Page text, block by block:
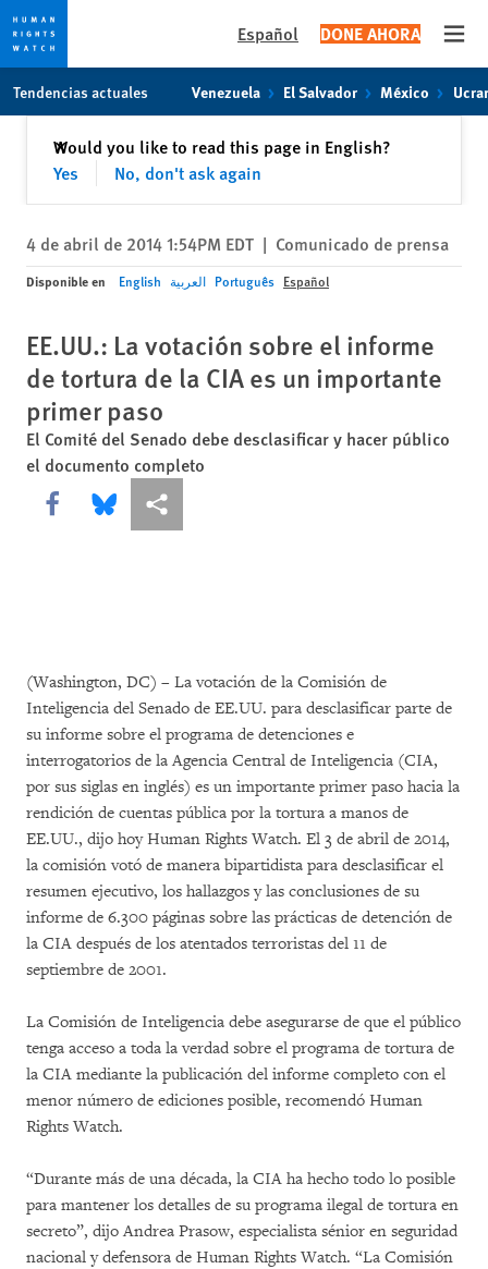
content
Español DONE AHORA
Tendencias actuales Venezuela El Salvador México
Would you like to read this page in English?
Yes
No, don't ask again
✕Cerrar
4 de abril de 2014 1:54PM EDT | Comunicado de prensa
Disponible en English العربية Português Español
EE.UU.: La votación sobre el informe
de tortura de la CIA es un importante
primer paso
El Comité del Senado debe desclasificar y hacer público
el documento completo
Share this via Facebook
Share this via Bluesky
Share this via Compartir
(Washington, DC) – La votación de la Comisión de
Inteligencia del Senado de EE.UU. para desclasificar parte de
su informe sobre el programa de detenciones e
interrogatorios de la Agencia Central de Inteligencia (CIA,
por sus siglas en inglés) es un importante primer paso hacia la
rendición de cuentas pública por la tortura a manos de
EE.UU., dijo hoy Human Rights Watch. El 3 de abril de 2014,
la comisión votó de manera bipartidista para desclasificar el
resumen ejecutivo, los hallazgos y las conclusiones de su
informe de 6.300 páginas sobre las prácticas de detención de
la CIA después de los atentados terroristas del 11 de
septiembre de 2001.
La Comisión de Inteligencia debe asegurarse de que el público
tenga acceso a toda la verdad sobre el programa de tortura de
la CIA mediante la publicación del informe completo con el
menor número de ediciones posible, recomendó Human
Rights Watch.
“Durante más de una década, la CIA ha hecho todo lo posible
para mantener los detalles de su programa ilegal de tortura en
secreto”, dijo Andrea Prasow, especialista sénior en seguridad
nacional y defensora de Human Rights Watch. “La Comisión